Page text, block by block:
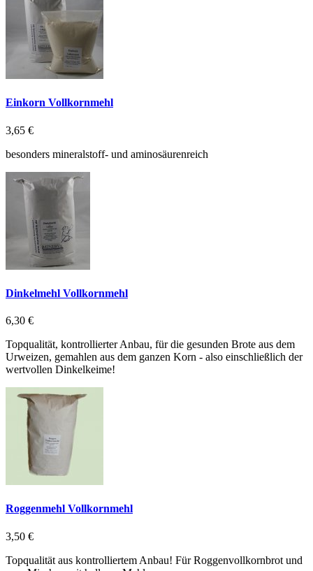
Einkorn Vollkornmehl
3,65 €
besonders mineralstoff- und aminosäurenreich
Dinkelmehl Vollkornmehl
6,30 €
Topqualität, kontrollierter Anbau, für die gesunden Brote aus dem
Urweizen, gemahlen aus dem ganzen Korn - also einschließlich der
wertvollen Dinkelkeime!
Roggenmehl Vollkornmehl
3,50 €
Topqualität aus kontrolliertem Anbau! Für Roggenvollkornbrot und